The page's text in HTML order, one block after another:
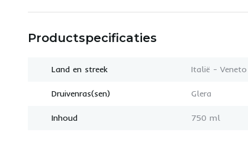
Productspecificaties
Land en streek Italië - Veneto
Druivenras(sen) Glera
Inhoud 750 ml